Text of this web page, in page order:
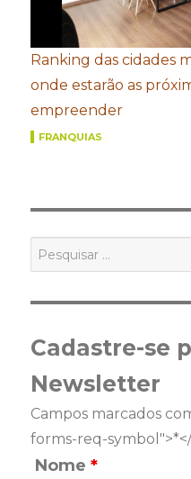
Ranking das cidades
onde estarão as
empreender
FRANQUIAS
por:
Cadastre-se
Newsletter
Campos marcados
forms-req-
Nome*